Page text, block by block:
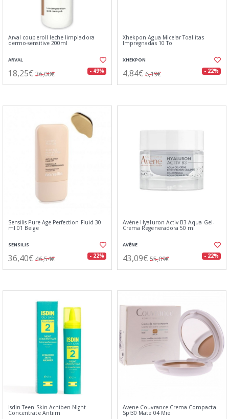
Arval couperoll leche limpiadora
dermo-sensitive 200ml
ARVAL
18,25€ 36,00€ - 49%
Xhekpon Agua Micelar Toallitas
Impregnadas 10 To
XHEKPON
4,84€ 6,19€ - 22%
Sensilis Pure Age Perfection Fluid 30
ml 01 Beige
SENSILIS
36,40€ 46,54€ - 22%
Avène Hyaluron Activ B3 Aqua Gel-
Crema Regeneradora 50 ml
AVÈNE
43,09€ 55,09€ - 22%
Isdin Teen Skin Acniben Night
Concentrate Antiim
Avene Couvrance Crema Compacta
Spf30 Mate 04 Mie